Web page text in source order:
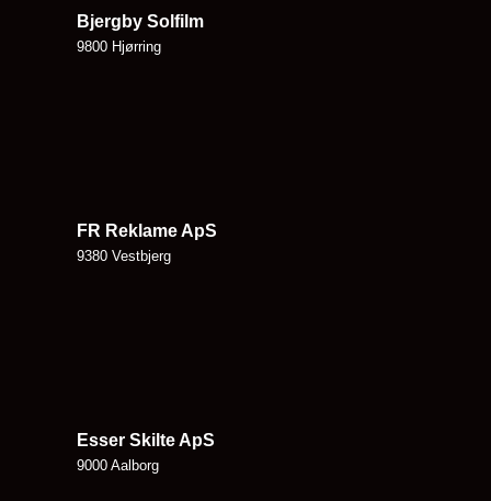
Bjergby Solfilm
9800 Hjørring
FR Reklame ApS
9380 Vestbjerg
Esser Skilte ApS
9000 Aalborg